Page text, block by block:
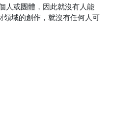
人或團體，因此就沒有人能
領域的創作，就沒有任何人可